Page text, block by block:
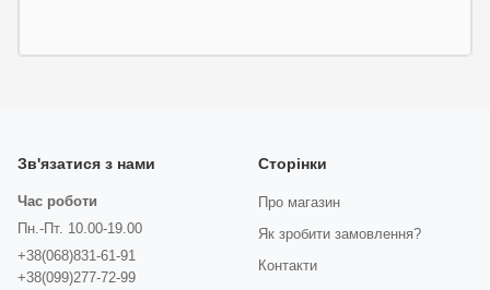
Зв'язатися з нами
Час роботи
Пн.-Пт. 10.00-19.00
+38(068)831-61-91
+38(099)277-72-99
Сторінки
Про магазин
Як зробити замовлення?
Контакти